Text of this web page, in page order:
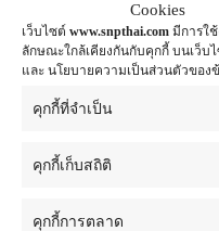
Cookies
เว็บไซต์ www.snpthai.com มีการใ
ลักษณะใกล้เคียงกันกับคุกกี้ บนเว็บ
และ นโยบายความเป็นส่วนตัวของ
คุกกี้ที่จำเป็น
คุกกี้เก็บสถิติ
คุกกี้การตลาด
ปล้องสั้น ใบ เป็นใบเดี่ยว ออ
โคนใบใหญ่ ส่วนปลายใบแห
มีจุดยาวสีเขียวอ่อน อวบน้ำ
โคมเชื่อมติดกันเป็นหลอด ปล